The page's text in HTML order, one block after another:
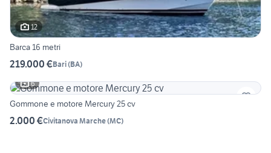
12
Barca 16 metri
219.000 €Bari(BA)
6
Gommone e motore Mercury 25 cv
2.000 €Civitanova Marche(MC)